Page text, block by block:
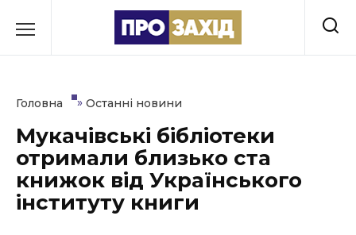
до
Культура
Освіта
Головна » Останні новини
Мукачівські бібліотеки
отримали близько ста
книжок від Українського
інституту книги